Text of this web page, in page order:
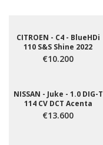
CITROEN - C4 - BlueHDi
110 S&S Shine 2022
€10.200
NISSAN - Juke - 1.0 DIG-T
114 CV DCT Acenta
€13.600